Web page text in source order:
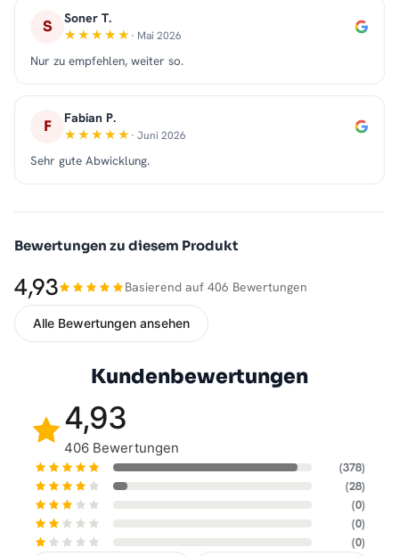
S Soner T.
· Mai 2026
Nur zu empfehlen, weiter so.
F Fabian P.
· Juni 2026
Sehr gute Abwicklung.
Bewertungen zu diesem Produkt
4,93 Basierend auf 406 Bewertungen
Alle Bewertungen ansehen
Kundenbewertungen
4,93
406 Bewertungen
(378)
(28)
(0)
(0)
(0)